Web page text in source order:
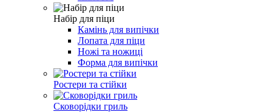
Набір для піци
Камінь для випічки
Лопата для піци
Ножі та ножиці
Форма для випічки
Ростери та стійки
Сковорідки гриль